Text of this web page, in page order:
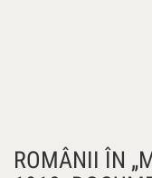
ROMÂNII ÎN